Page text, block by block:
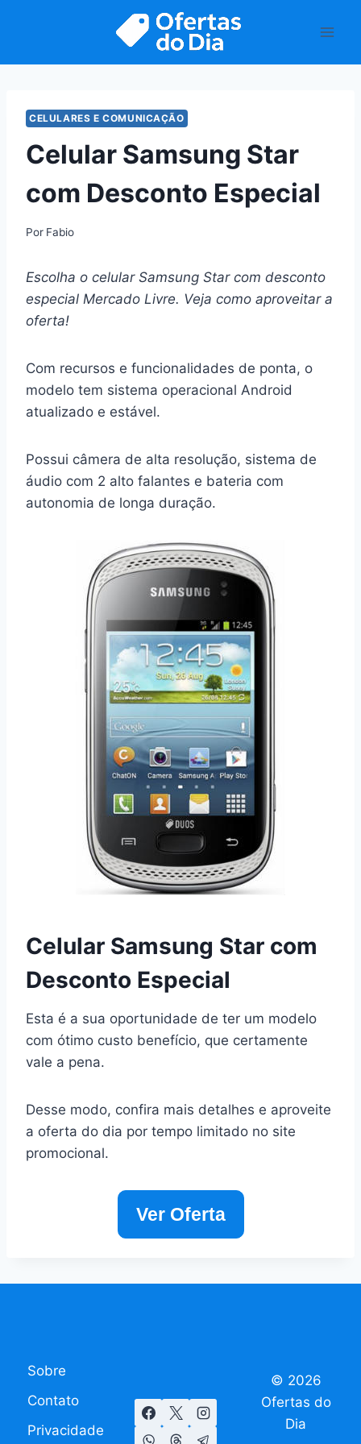
CELULARES E COMUNICAÇÃO
Celular Samsung Star
com Desconto Especial
Por Fabio
Escolha o celular Samsung Star com desconto
especial Mercado Livre. Veja como aproveitar a
oferta!
Com recursos e funcionalidades de ponta, o
modelo tem sistema operacional Android
atualizado e estável.
Possui câmera de alta resolução, sistema de
áudio com 2 alto falantes e bateria com
autonomia de longa duração.
Celular Samsung Star com
Desconto Especial
Esta é a sua oportunidade de ter um modelo
com ótimo custo benefício, que certamente
vale a pena.
Desse modo, confira mais detalhes e aproveite
a oferta do dia por tempo limitado no site
promocional.
Ver Oferta
Sobre
Contato
Privacidade
© 2026
Ofertas do
Dia